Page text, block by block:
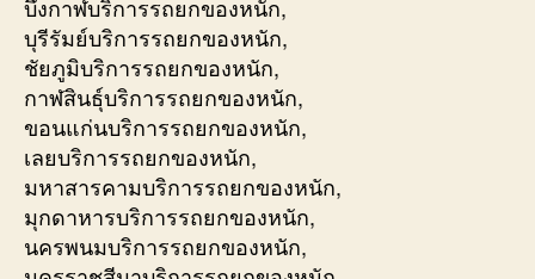
บึงกาฬบริการรถยกของหนัก,
บุรีรัมย์บริการรถยกของหนัก,
ชัยภูมิบริการรถยกของหนัก,
กาฬสินธุ์บริการรถยกของหนัก,
ขอนแก่นบริการรถยกของหนัก,
เลยบริการรถยกของหนัก,
มหาสารคามบริการรถยกของหนัก,
มุกดาหารบริการรถยกของหนัก,
นครพนมบริการรถยกของหนัก,